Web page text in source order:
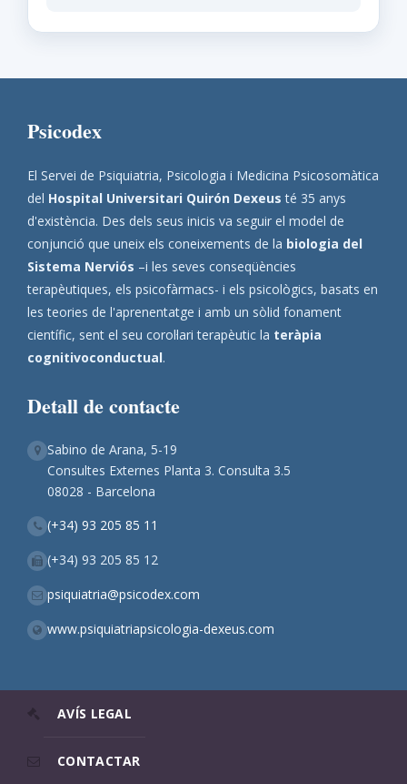
Psicodex
El Servei de Psiquiatria, Psicologia i Medicina Psicosomàtica
del Hospital Universitari Quirón Dexeus té 35 anys
d'existència. Des dels seus inicis va seguir el model de
conjunció que uneix els coneixements de la biologia del
Sistema Nerviós –i les seves conseqüències
terapèutiques, els psicofàrmacs- i els psicològics, basats en
les teories de l'aprenentatge i amb un sòlid fonament
científic, sent el seu corol·lari terapèutic la teràpia
cognitivoconductual.
Detall de contacte
Sabino de Arana, 5-19
Consultes Externes Planta 3. Consulta 3.5
08028 - Barcelona
(+34) 93 205 85 11
(+34) 93 205 85 12
psiquiatria@psicodex.com
www.psiquiatriapsicologia-dexeus.com
AVÍS LEGAL
CONTACTAR